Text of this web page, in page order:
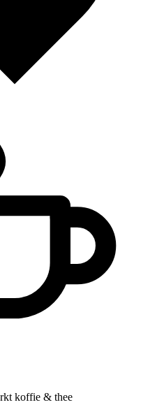
koffie & thee